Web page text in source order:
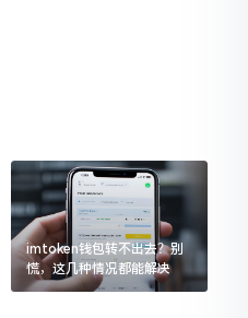
imtoken钱包转不出去？别
慌，这几种情况都能解决